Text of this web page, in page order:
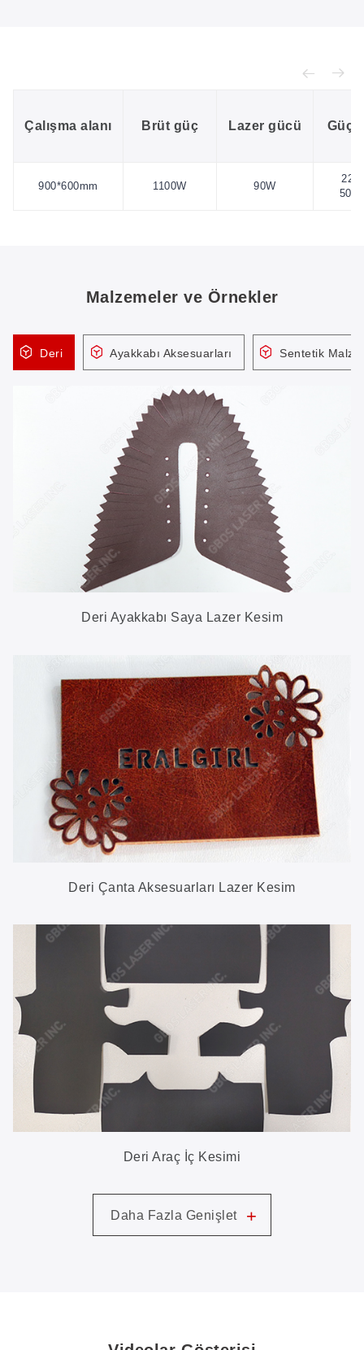
Çalışma alanı Brüt güç Lazer gücü Güç
900*600mm 1100W 90W
Malzemeler ve Örnekler
Deri Ayakkabı Aksesuarları Sentetik
Deri Ayakkabı Saya Lazer Kesim
Deri Çanta Aksesuarları Lazer Kesim
Deri Araç İç Kesimi
Daha Fazla Genişlet +